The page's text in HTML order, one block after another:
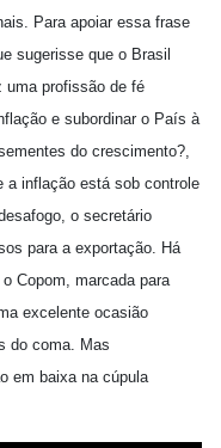
Para apoiar essa frase
sugerisse que o Brasil
profissão de fé
e subordinar o País à
do crescimento?,
a inflação está sob controle
o secretário
para a exportação. Há
Copom, marcada para
excelente ocasião
do coma. Mas
em baixa na cúpula